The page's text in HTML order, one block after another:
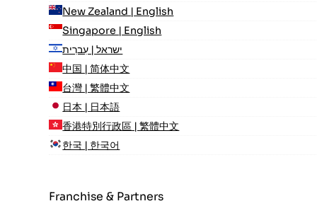
New Zealand | English
Singapore | English
ישראל | עִברִית
中国 | 简体中文
台灣 | 繁體中文
日本 | 日本語
香港特別行政區 | 繁體中文
한국 | 한국어
Franchise & Partners